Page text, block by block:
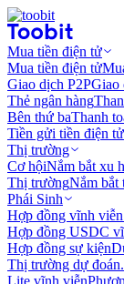
Mua tiền điện tử
Mua tiền điện tử
Giao dịch P2PGiao
Thẻ ngân hàng
Bên thứ baThanh
Tiền gửi tiền điện tử
Thị trường
Cơ hộiNắm bắt xu
Thị trườngNắm bắt
Phái Sinh
Hợp đồng vĩnh
Hợp đồng USDC
Hợp đồng sự kiện
Thị trường dự đoán.
Lite vĩnh viễn